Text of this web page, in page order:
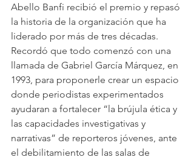
Abello Banfi recibió el premio y repasó
la historia de la organización que ha
liderado por más de tres décadas.
Recordó que todo comenzó con una
llamada de Gabriel García Márquez, en
1993, para proponerle crear un espacio
donde periodistas experimentados
ayudaran a fortalecer “la brújula ética y
las capacidades investigativas y
narrativas” de reporteros jóvenes, ante
el debilitamiento de las salas de